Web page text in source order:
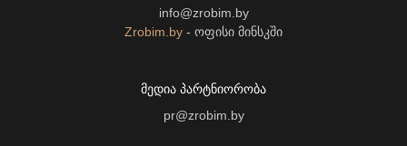
info@zrobim.by
Zrobim.by - ოფისი მინსკში
ᲛᲔᲓᲘᲐ ᲞᲐᲠᲢᲜᲘᲝᲠᲝᲑᲐ
pr@zrobim.by